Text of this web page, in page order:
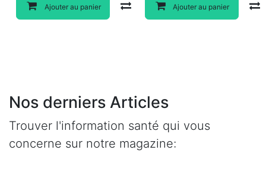
Ajouter au panier CompareAjouter au panier
Nos derniers Articles
Trouver l'information santé qui vous
concerne sur notre magazine: